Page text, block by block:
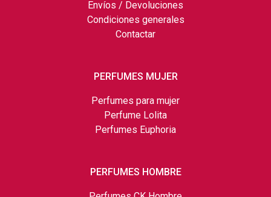
Envíos / Devoluciones
Condiciones generales
Contactar
PERFUMES MUJER
Perfumes para mujer
Perfume Lolita
Perfumes Euphoria
PERFUMES HOMBRE